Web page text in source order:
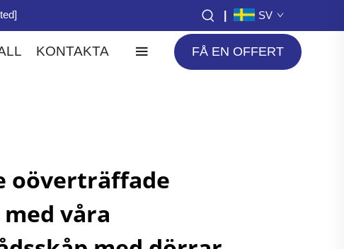
SV
KONTAKTA FÅ EN OFFERT
oöverträffade
våra